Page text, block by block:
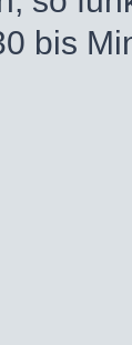
bis